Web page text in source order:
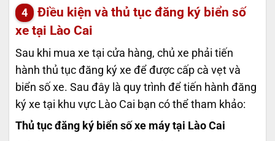
Điều kiện và thủ tục đăng ký biển số
xe tại Lào Cai
Sau khi mua xe tại cửa hàng, chủ xe phải tiến
hành thủ tục đăng ký xe để được cấp cà vẹt và
biển số xe. Sau đây là quy trình để tiến hành đăng
ký xe tại khu vực Lào Cai bạn có thể tham khảo:
Thủ tục đăng ký biển số xe máy tại Lào Cai